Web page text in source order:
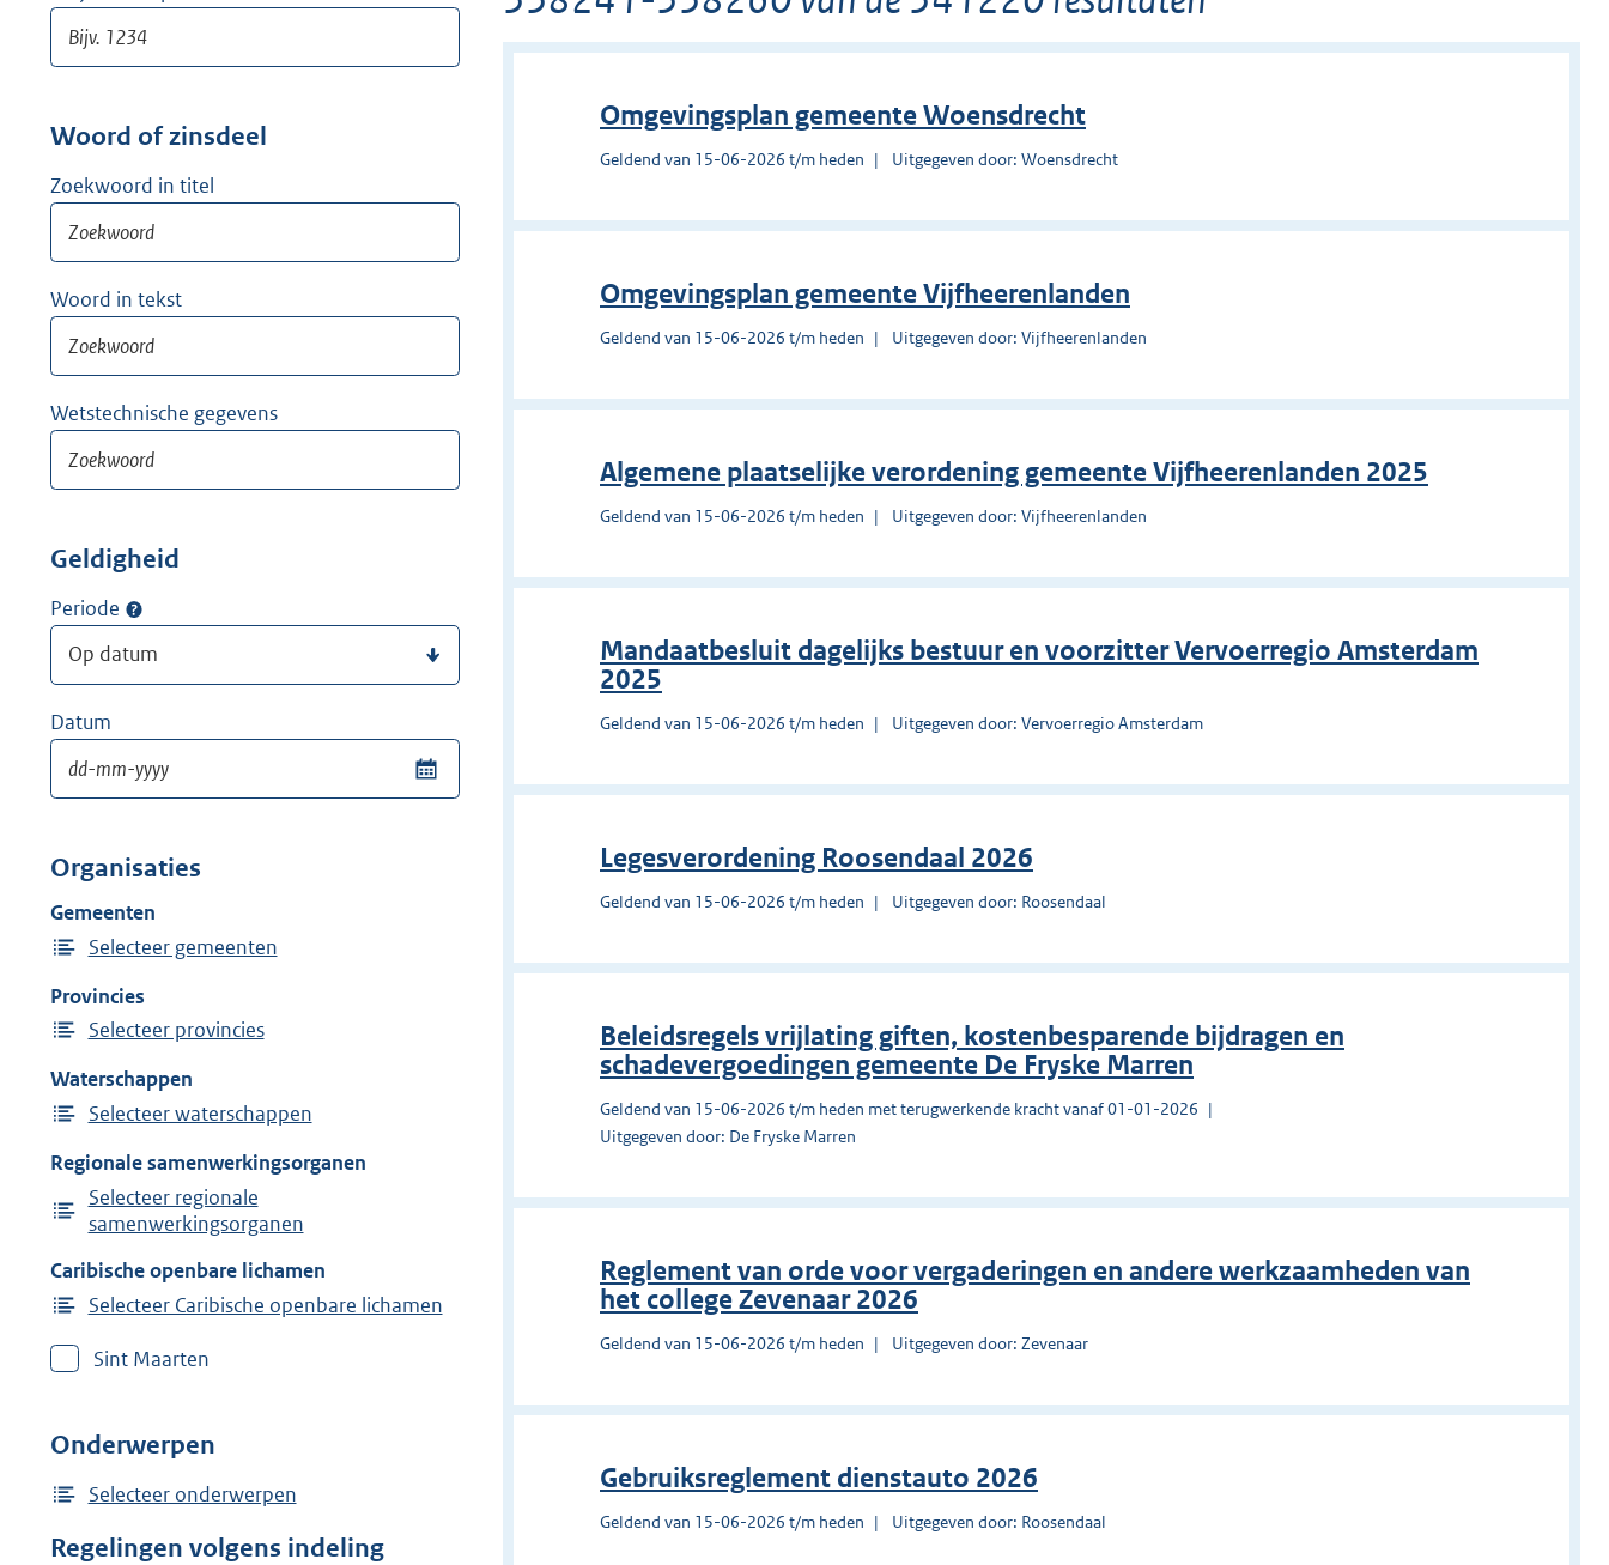
Woord of zinsdeel
Zoekwoord in titel
Woord in tekst
Wetstechnische gegevens
Geldigheid
Periode
Datum
Organisaties
Gemeenten
Selecteer gemeenten
Provincies
Selecteer provincies
Waterschappen
Selecteer waterschappen
Regionale samenwerkingsorganen
Selecteer regionale
samenwerkingsorganen
Caribische openbare lichamen
Selecteer Caribische openbare lichamen
Sint Maarten
Onderwerpen
Selecteer onderwerpen
Regelingen volgens indeling
Omgevingsplan gemeente Woensdrecht
Geldend van 15-06-2026 t/m heden Uitgegeven door: Woensdrecht
Omgevingsplan gemeente Vijfheerenlanden
Geldend van 15-06-2026 t/m heden Uitgegeven door: Vijfheerenlanden
Algemene plaatselijke verordening gemeente Vijfheerenlanden 2025
Geldend van 15-06-2026 t/m heden Uitgegeven door: Vijfheerenlanden
Mandaatbesluit dagelijks bestuur en voorzitter Vervoerregio Amsterdam
2025
Geldend van 15-06-2026 t/m heden Uitgegeven door: Vervoerregio Amsterdam
Legesverordening Roosendaal 2026
Geldend van 15-06-2026 t/m heden Uitgegeven door: Roosendaal
Beleidsregels vrijlating giften, kostenbesparende bijdragen en
schadevergoedingen gemeente De Fryske Marren
Geldend van 15-06-2026 t/m heden met terugwerkende kracht vanaf 01-01-2026
Uitgegeven door: De Fryske Marren
Reglement van orde voor vergaderingen en andere werkzaamheden van
het college Zevenaar 2026
Geldend van 15-06-2026 t/m heden Uitgegeven door: Zevenaar
Gebruiksreglement dienstauto 2026
Geldend van 15-06-2026 t/m heden Uitgegeven door: Roosendaal